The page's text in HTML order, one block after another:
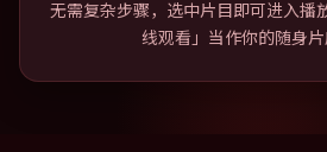
无需复杂步骤，选中片目即可进入播
线观看」当作你的随身片